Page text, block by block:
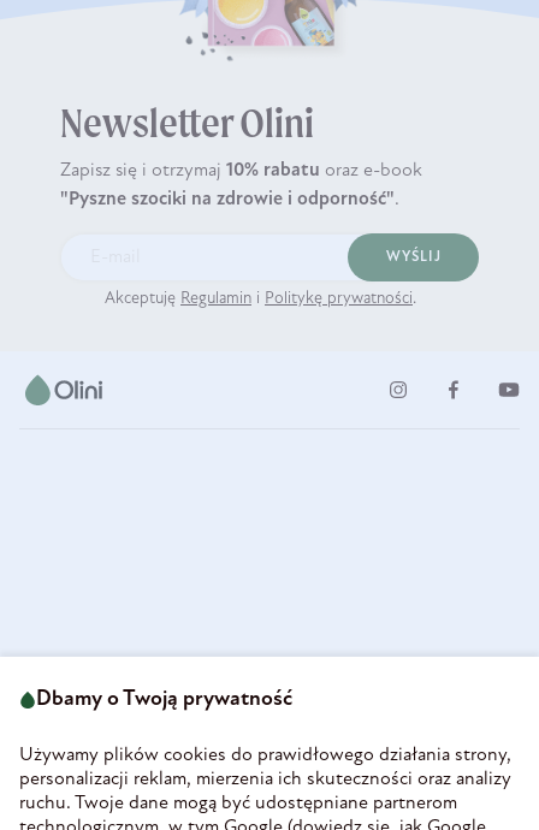
Newsletter Olini
Zapisz się i otrzymaj 10% rabatu oraz e-book
"Pyszne szociki na zdrowie i odporność".
WYŚLIJ
Akceptuję Regulamin i Politykę prywatności.
58-160 Świebodzice
REGON 890213034
INFORMACJE
Dbamy o Twoją prywatność
Używamy plików cookies do prawidłowego działania strony,
personalizacji reklam, mierzenia ich skuteczności oraz analizy
ruchu. Twoje dane mogą być udostępniane partnerom